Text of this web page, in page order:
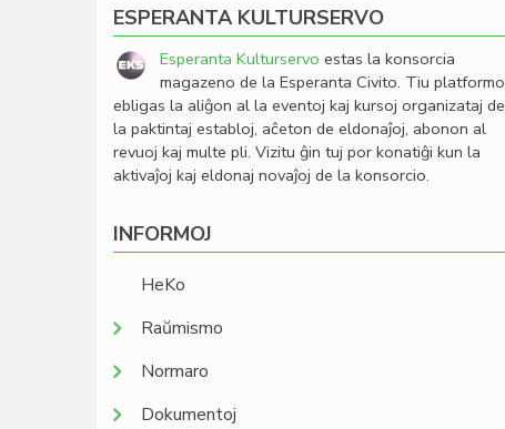
ESPERANTA KULTURSERVO
Esperanta Kulturservo estas la konsorcia
magazeno de la Esperanta Civito. Tiu platformo
ebligas la aliĝon al la eventoj kaj kursoj organizataj de
la paktintaj establoj, aĉeton de eldonaĵoj, abonon al
revuoj kaj multe pli. Vizitu ĝin tuj por konatiĝi kun la
aktivaĵoj kaj eldonaj novaĵoj de la konsorcio.
INFORMOJ
HeKo
Raŭmismo
Normaro
Dokumentoj